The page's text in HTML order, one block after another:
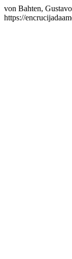
von Bahten,
https://